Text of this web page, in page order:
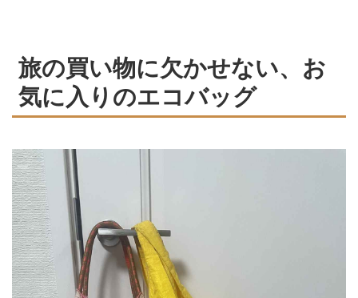
旅の買い物に欠かせない、お
気に入りのエコバッグ